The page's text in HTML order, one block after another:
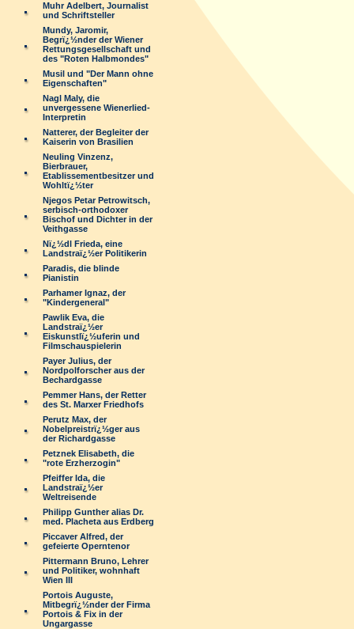
Muhr Adelbert, Journalist
und Schriftsteller
Mundy, Jaromir,
Begrï¿½nder der Wiener
Rettungsgesellschaft und
des "Roten Halbmondes"
Musil und "Der Mann ohne
Eigenschaften"
Nagl Maly, die
unvergessene Wienerlied-
Interpretin
Natterer, der Begleiter der
Kaiserin von Brasilien
Neuling Vinzenz,
Bierbrauer,
Etablissementbesitzer und
Wohltï¿½ter
Njegos Petar Petrowitsch,
serbisch-orthodoxer
Bischof und Dichter in der
Veithgasse
Nï¿½dl Frieda, eine
Landstraï¿½er Politikerin
Paradis, die blinde
Pianistin
Parhamer Ignaz, der
"Kindergeneral"
Pawlik Eva, die
Landstraï¿½er
Eiskunstlï¿½uferin und
Filmschauspielerin
Payer Julius, der
Nordpolforscher aus der
Bechardgasse
Pemmer Hans, der Retter
des St. Marxer Friedhofs
Perutz Max, der
Nobelpreistrï¿½ger aus
der Richardgasse
Petznek Elisabeth, die
"rote Erzherzogin"
Pfeiffer Ida, die
Landstraï¿½er
Weltreisende
Philipp Gunther alias Dr.
med. Placheta aus Erdberg
Piccaver Alfred, der
gefeierte Operntenor
Pittermann Bruno, Lehrer
und Politiker, wohnhaft
Wien III
Portois Auguste,
Mitbegrï¿½nder der Firma
Portois & Fix in der
Ungargasse